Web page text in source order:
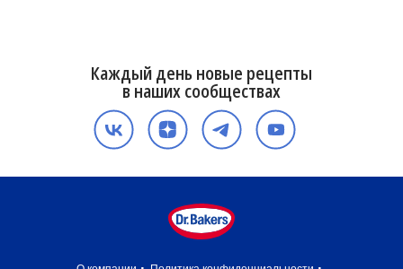
Каждый день новые рецепты
в наших сообществах